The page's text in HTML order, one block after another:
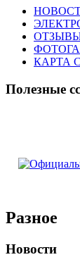
КАРТА
Полезные
Разное
Новости